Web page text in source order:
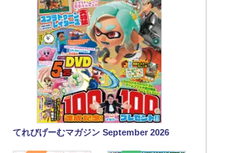
てれびげーむマガジン September 2026